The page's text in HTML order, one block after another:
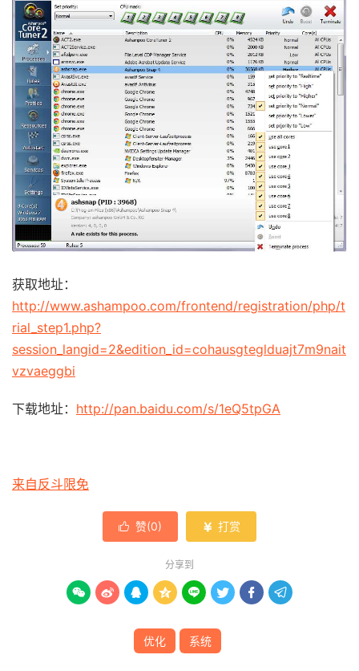
获取地址：
http://www.ashampoo.com/frontend/registration/php/t
rial_step1.php?
session_langid=2&edition_id=cohausgteglduajt7m9nait
vzvaeggbi
下载地址： http://pan.baidu.com/s/1eQ5tpGA
来自反斗限免
 赞(0)  打赏
分享到
       
优化 系统